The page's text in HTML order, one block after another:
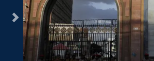
التالى